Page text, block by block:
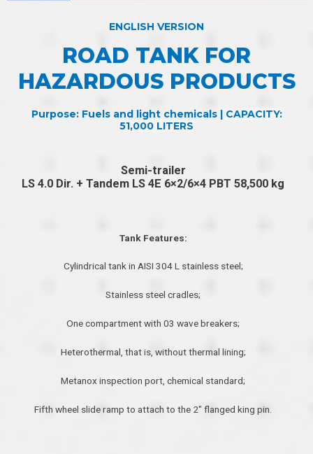
ENGLISH VERSION
ROAD TANK FOR
HAZARDOUS PRODUCTS
Purpose: Fuels and light chemicals | CAPACITY:
51,000 LITERS
Semi-trailer
LS 4.0 Dir. + Tandem LS 4E 6×2/6×4 PBT 58,500 kg
Tank Features:
Cylindrical tank in AISI 304 L stainless steel;
Stainless steel cradles;
One compartment with 03 wave breakers;
Heterothermal, that is, without thermal lining;
Metanox inspection port, chemical standard;
Fifth wheel slide ramp to attach to the 2″ flanged king pin.